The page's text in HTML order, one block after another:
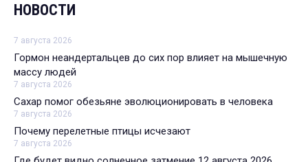
НОВОСТИ
7 августа 2026
Гормон неандертальцев до сих пор влияет на мышечную
массу людей
7 августа 2026
Сахар помог обезьяне эволюционировать в человека
7 августа 2026
Почему перелетные птицы исчезают
7 августа 2026